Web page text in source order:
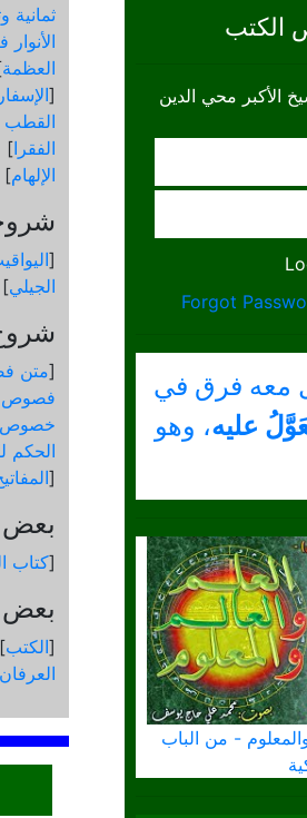
الكتب
الأكبر محي الدين
Forgot
معه فرق في
عليه، وهو
والمعلوم - من الباب
ثمانية
العظمة
[
القطب
الفقرا[
الإلهام]
[
الجيلي
[متن
فصوص
خصوص
الحكم
[
بعض
[كتاب
بعض
[الكتب
العرفان